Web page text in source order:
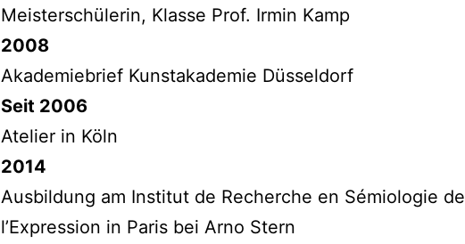
Meisterschülerin, Klasse Prof. Irmin Kamp
2008
Akademiebrief Kunstakademie Düsseldorf
Seit 2006
Atelier in Köln
2014
Ausbildung am Institut de Recherche en Sémiologie de
l’Expression in Paris bei Arno Stern